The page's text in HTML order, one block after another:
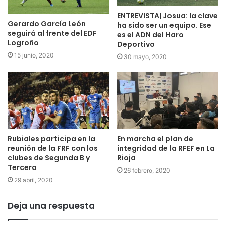
DIVISIÓN DE HONOR PLATA FEMENINO
Sábado, 2 de febrero
20:00 Lagunak- Sporting Rioja
VOLEIBOL
SUPERLIGA FEMENINA
Sábado, 26 de enero
18:00 OSACC Haro- Madrid Chamberí
19:00 Minis de Arleuy Vb Logroño- Barça CVB
HOCKEY HIELO
Liga Iberdrola de Hockey Hielo Femenino
Sábado, 2 de febrero
Gerardo García León
seguirá al frente del EDF
Logroño
15 junio, 2020
ENTREVISTA| Josua: la clave
ha sido ser un equipo. Ese
es el ADN del Haro
Deportivo
30 mayo, 2020
Rubiales participa en la
reunión de la FRF con los
clubes de Segunda B y
Tercera
29 abril, 2020
En marcha el plan de
integridad de la RFEF en La
Rioja
26 febrero, 2020
Deja una respuesta